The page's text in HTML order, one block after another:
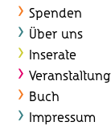
Spenden
Über uns
Inserate
Buch
Impressum